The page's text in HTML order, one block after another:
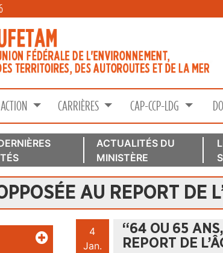
ACTION CARRIÈRES CAP-CCP-LDG
ACTUALITÉS DU
MINISTÈRE
AU REPORT DE
4
Jan.
“64 OU 65
REPORT DE